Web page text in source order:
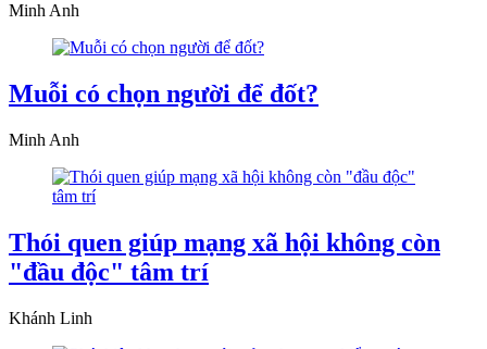
Minh Anh
Muỗi có chọn người để đốt?
Minh Anh
Thói quen giúp mạng xã hội không còn
"đầu độc" tâm trí
Khánh Linh